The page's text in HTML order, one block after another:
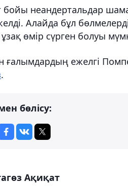
бойы неандертальдар
Алайда бұл
өмір сүрген болуы
ғалымдардың ежелгі
.
бөлісу:
Ақиқат